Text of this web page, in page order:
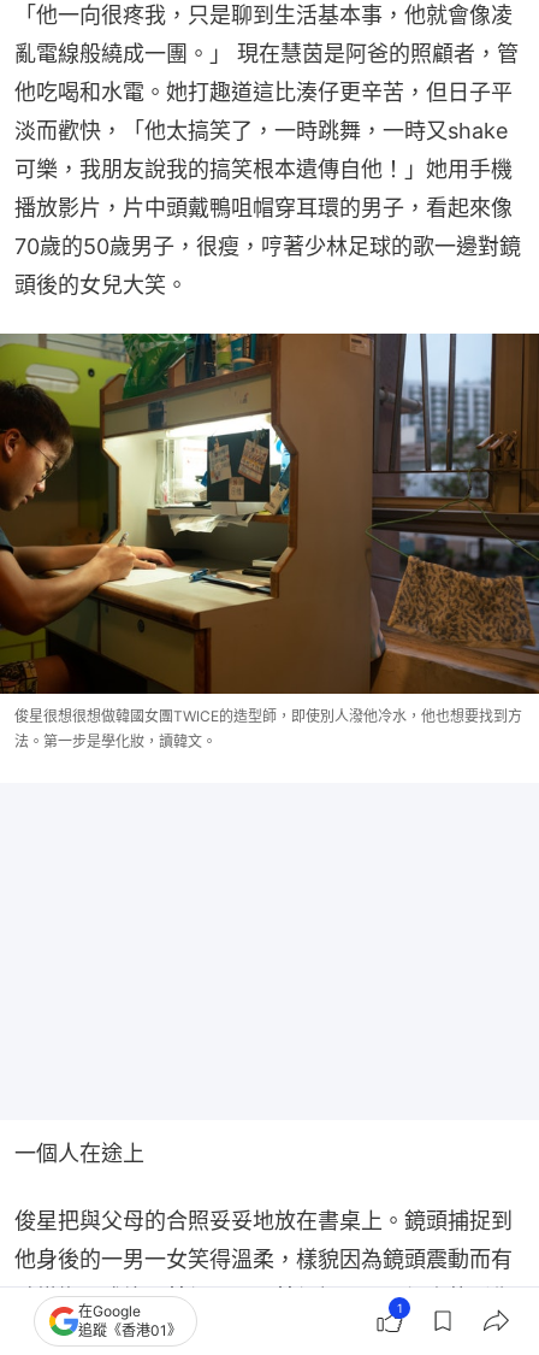
「他一向很疼我，只是聊到生活基本事，他就會像凌
亂電線般繞成一團。」 現在慧茵是阿爸的照顧者，管
他吃喝和水電。她打趣道這比湊仔更辛苦，但日子平
淡而歡快，「他太搞笑了，一時跳舞，一時又shake
可樂，我朋友說我的搞笑根本遺傳自他！」她用手機
播放影片，片中頭戴鴨咀帽穿耳環的男子，看起來像
70歲的50歲男子，很瘦，哼著少林足球的歌一邊對鏡
頭後的女兒大笑。
俊星很想很想做韓國女團TWICE的造型師，即使別人潑他冷水，他也想要找到方
法。第一步是學化妝，讀韓文。
一個人在途上
俊星把與父母的合照妥妥地放在書桌上。鏡頭捕捉到
他身後的一男一女笑得溫柔，樣貌因為鏡頭震動而有
點模糊。或許是某個公園，某個假日，三個人的影像
烙下了一刻鐘的家。七年前俊星的爸爸過世，或有關
在Google
追蹤《香港01》
1